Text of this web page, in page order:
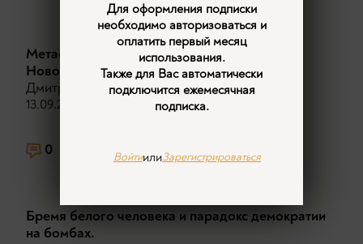
Метафизика вражды: Ветхий Завет против
Нового Завета.
Дмитрий Михеев
13.09.2024
0 620
Бремя белого человека и парадокс демократии
на бомбах.
Для оформления подписки
необходимо авторизоваться и
оплатить первый месяц
использования.
Также для Вас автоматически
подключится ежемесячная
подписка.
ВойтиилиЗарегистрироваться